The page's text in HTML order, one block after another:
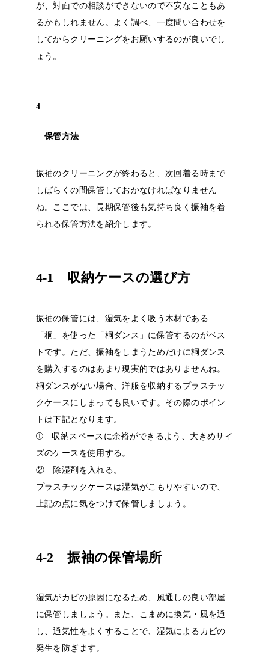
が、対面での相談ができないので不安なこともあ
るかもしれません。よく調べ、一度問い合わせを
してからクリーニングをお願いするのが良いでし
ょう。
4
保管方法
振袖のクリーニングが終わると、次回着る時まで
しばらくの間保管しておかなければなりません
ね。ここでは、長期保管後も気持ち良く振袖を着
られる保管方法を紹介します。
4-1 収納ケースの選び方
振袖の保管には、湿気をよく吸う木材である
「桐」を使った「桐ダンス」に保管するのがベス
トです。ただ、振袖をしまうためだけに桐ダンス
を購入するのはあまり現実的ではありませんね。
桐ダンスがない場合、洋服を収納するプラスチッ
クケースにしまっても良いです。その際のポイン
トは下記となります。
➀ 収納スペースに余裕ができるよう、大きめサイ
ズのケースを使用する。
② 除湿剤を入れる。
プラスチックケースは湿気がこもりやすいので、
上記の点に気をつけて保管しましょう。
4-2 振袖の保管場所
湿気がカビの原因になるため、風通しの良い部屋
に保管しましょう。また、こまめに換気・風を通
し、通気性をよくすることで、湿気によるカビの
発生を防ぎます。